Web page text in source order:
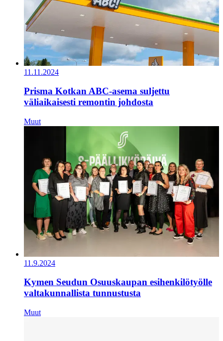
11.11.2024
Prisma Kotkan ABC-asema suljettu
väliaikaisesti remontin johdosta
Muut
11.9.2024
Kymen Seudun Osuuskaupan esihenkilötyölle
valtakunnallista tunnustusta
Muut